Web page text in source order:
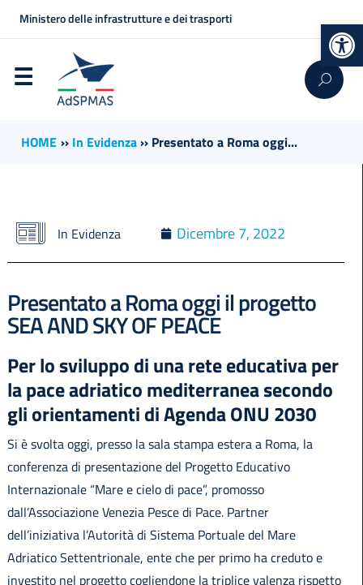
Ministero delle infrastrutture e dei trasporti
HOME ›› In Evidenza›› Presentato a Roma oggi...
In Evidenza Dicembre 7, 2022
Presentato a Roma oggi il progetto
SEA AND SKY OF PEACE
Per lo sviluppo di una rete educativa per
la pace adriatico mediterranea secondo
gli orientamenti di Agenda ONU 2030
Si è svolta oggi, presso la sala stampa estera a Roma, la
conferenza di presentazione del Progetto Educativo
Internazionale “Mare e cielo di pace”, promosso
dall’Associazione Venezia Pesce di Pace. Partner
dell’iniziativa l’Autorità di Sistema Portuale del Mare
Adriatico Settentrionale, ente che per primo ha creduto e
investito nel progetto cogliendone la triplice valenza rispetto